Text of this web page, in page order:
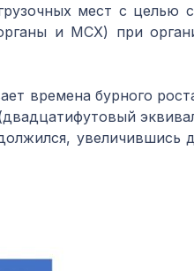
мест с целью
и МСХ) при
времена бурного
увеличившись